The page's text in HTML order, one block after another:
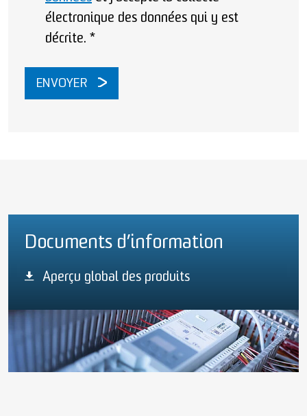
électronique des données qui y est
décrite. *
ENVOYER
Documents d’information
Aperçu global des produits